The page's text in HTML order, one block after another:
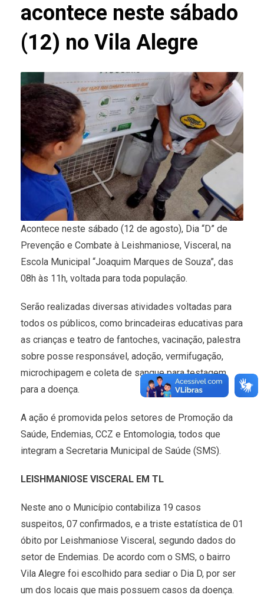
acontece neste sábado
(12) no Vila Alegre
Acontece neste sábado (12 de agosto), Dia “D” de
Prevenção e Combate à Leishmaniose, Visceral, na
Escola Municipal “Joaquim Marques de Souza”, das
08h às 11h, voltada para toda população.
Serão realizadas diversas atividades voltadas para
todos os públicos, como brincadeiras educativas para
as crianças e teatro de fantoches, vacinação, palestra
sobre posse responsável, adoção, vermifugação,
microchipagem e coleta de sangue para testagem
para a doença.
A ação é promovida pelos setores de Promoção da
Saúde, Endemias, CCZ e Entomologia, todos que
integram a Secretaria Municipal de Saúde (SMS).
LEISHMANIOSE VISCERAL EM TL
Neste ano o Município contabiliza 19 casos
suspeitos, 07 confirmados, e a triste estatística de 01
óbito por Leishmaniose Visceral, segundo dados do
setor de Endemias. De acordo com o SMS, o bairro
Vila Alegre foi escolhido para sediar o Dia D, por ser
um dos locais que mais possuem casos da doença.